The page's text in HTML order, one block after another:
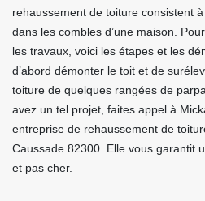
rehaussement de toiture consistent
dans les combles d’une maison.
les travaux, voici les étapes et les
d’abord démonter le toit et de
toiture de quelques rangées de
avez un tel projet, faites appel à
entreprise de rehaussement de
Caussade 82300. Elle vous garantit
et pas cher.